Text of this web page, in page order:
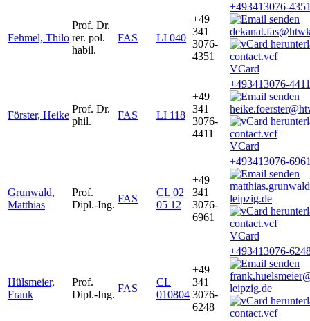
Fehmel, Thilo
Prof. Dr.
rer. pol.
habil.
FAS LI 040
+49
341
3076-
4351
+493413076-
VCard
Förster, Heike
Prof. Dr.
phil.
FAS LI 118
+49
341
3076-
4411
+493413076-4411
VCard
Grunwald,
Matthias
Prof.
Dipl.-Ing.
FAS
CL 02
05 12
+49
341
3076-
6961
+493413076-
leipzig.de
VCard
Hülsmeier,
Frank
Prof.
Dipl.-Ing.
FAS
CL
010804
+49
341
3076-
6248
+493413076-
leipzig.de